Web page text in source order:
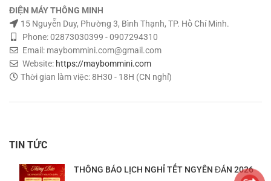
ĐIỆN MÁY THÔNG MINH
15 Nguyễn Duy, Phường 3, Bình Thạnh, TP. Hồ Chí Minh.
Phone: 02873030399 - 0907294310
Email: maybommini.com@gmail.com
Website: https://maybommini.com
Thời gian làm việc: 8H30 - 18H (CN nghỉ)
TIN TỨC
THÔNG BÁO LỊCH NGHỈ TẾT NGYÊN ĐÁN 2026